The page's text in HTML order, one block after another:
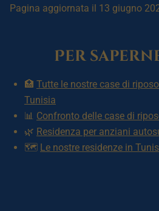
Pagina aggiornata il 13 giugno
Per
🏥 Tutte le nostre case di
Tunisia
📊 Confronto delle case di
🌿 Residenza per anziani
🗺️ Le nostre residenze in